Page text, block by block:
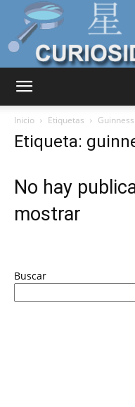
Inicio Etiquetas Guinness
Etiqueta:
No hay
mostrar
Buscar